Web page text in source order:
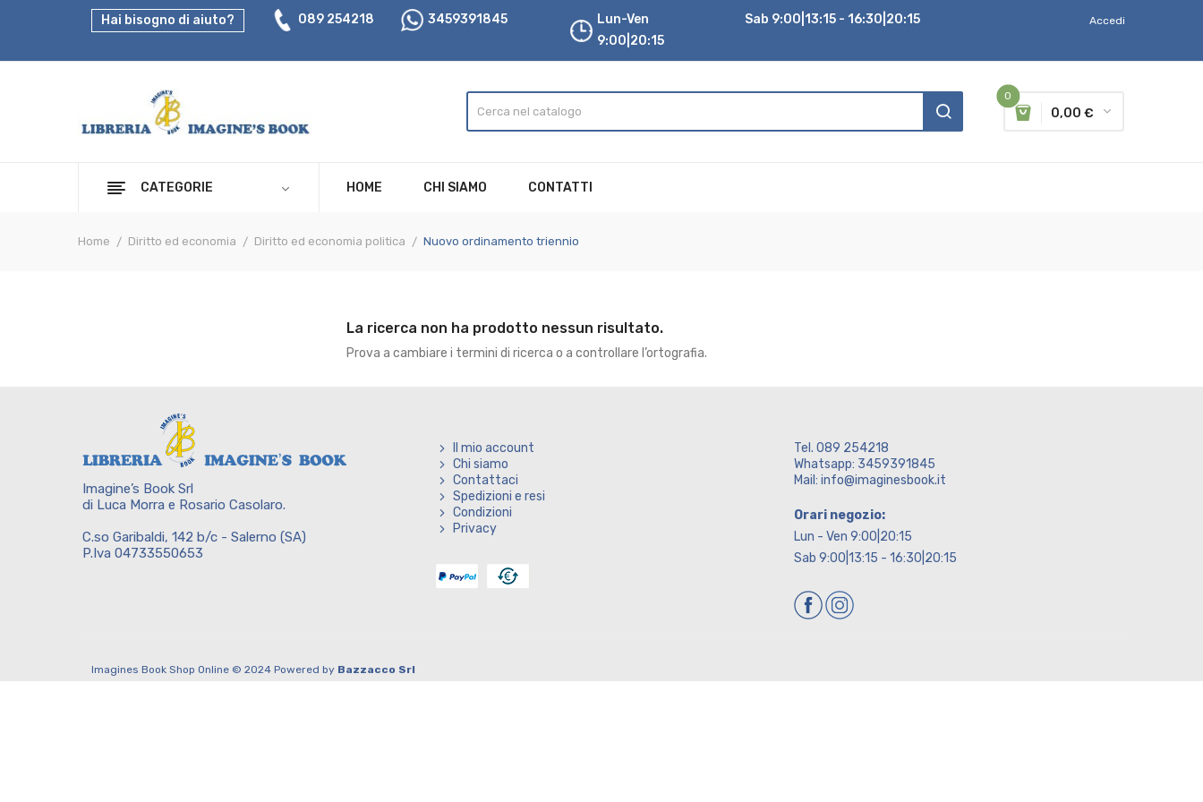
Hai bisogno di aiuto? 089 254218 3459391845
Lun-Ven
9:00|20:15
Sab 9:00|13:15 - 16:30|20:15 Accedi
0
0,00 €
CATEGORIE HOME CHI SIAMO CONTATTI
Home Diritto ed economia Diritto ed economia politica Nuovo ordinamento triennio
La ricerca non ha prodotto nessun risultato.
Prova a cambiare i termini di ricerca o a controllare l’ortografia.
Imagine’s Book Srl
di Luca Morra e Rosario Casolaro.
C.so Garibaldi, 142 b/c - Salerno (SA)
P.Iva 04733550653
Il mio account
Chi siamo
Contattaci
Spedizioni e resi
Condizioni
Privacy
Tel. 089 254218
Whatsapp: 3459391845
Mail: info@imaginesbook.it
Orari negozio:
Lun - Ven 9:00|20:15
Sab 9:00|13:15 - 16:30|20:15
Imagines Book Shop Online © 2024 Powered by Bazzacco Srl